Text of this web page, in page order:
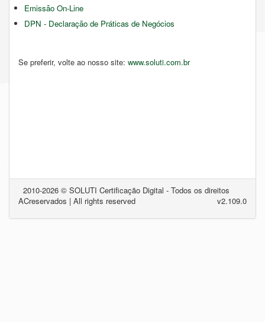
Emissão On-Line
DPN - Declaração de Práticas de Negócios
Se preferir, volte ao nosso site: www.soluti.com.br
2010-2026 © SOLUTI Certificação Digital - Todos os direitos
reservados | All rights reserved
v2.109.0
AC